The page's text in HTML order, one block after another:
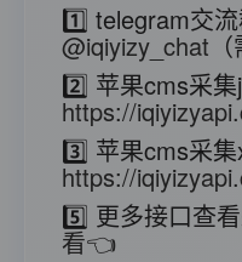
1️⃣ telegram交流
@iqiyizy_chat
2️⃣ 苹果cms采集
https://
3️⃣ 苹果cms采集
https://
5️⃣ 更多接口查看
看👈